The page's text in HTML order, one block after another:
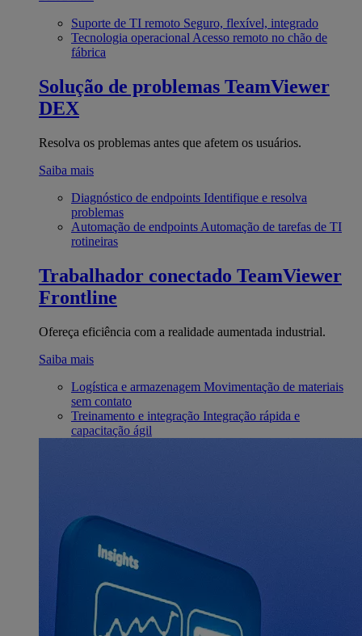
Suporte de TI remoto Seguro, flexível, integrado
Tecnologia operacional Acesso remoto no chão de
fábrica
Solução de problemas TeamViewer
DEX
Resolva os problemas antes que afetem os usuários.
Saiba mais
Diagnóstico de endpoints Identifique e resolva
problemas
Automação de endpoints Automação de tarefas de TI
rotineiras
Trabalhador conectado TeamViewer
Frontline
Ofereça eficiência com a realidade aumentada industrial.
Saiba mais
Logística e armazenagem Movimentação de materiais
sem contato
Treinamento e integração Integração rápida e
capacitação ágil